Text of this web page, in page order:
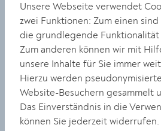
Die Skelette werden nun
um Sterbealter, Geschlecht und
Bestatteten zu ermitteln. Diese
seltene Gelegenheit,
Ernährungsweise und im
Bevölkerung vom Mittelalter bis
rekonstruieren. Besonders
sich in den Gebeinen Hinweise
Kaffee, Zucker, Tee oder Tabak
Unsere Webseite verwendet
zwei Funktionen: Zum einen
die grundlegende Funktionalität
Zum anderen können wir mit
unsere Inhalte für Sie immer
Hierzu werden
Website-Besuchern gesammelt
Das Einverständnis in die
können Sie jederzeit